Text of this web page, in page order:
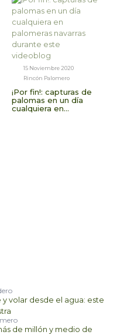
15 Noviembre 2020
Rincón Palomero
¡Por fin!: capturas de
palomas en un día
cualquiera en
volar desde el agua: este
de millón y medio de